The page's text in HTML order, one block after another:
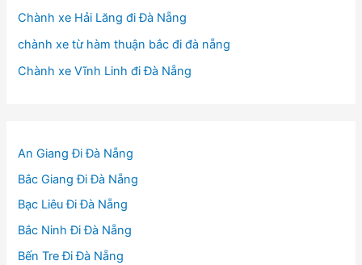
Chành xe Hải Lăng đi Đà Nẵng
chành xe từ hàm thuận bắc đi đà nẵng
Chành xe Vĩnh Linh đi Đà Nẵng
An Giang Đi Đà Nẵng
Bắc Giang Đi Đà Nẵng
Bạc Liêu Đi Đà Nẵng
Bắc Ninh Đi Đà Nẵng
Bến Tre Đi Đà Nẵng